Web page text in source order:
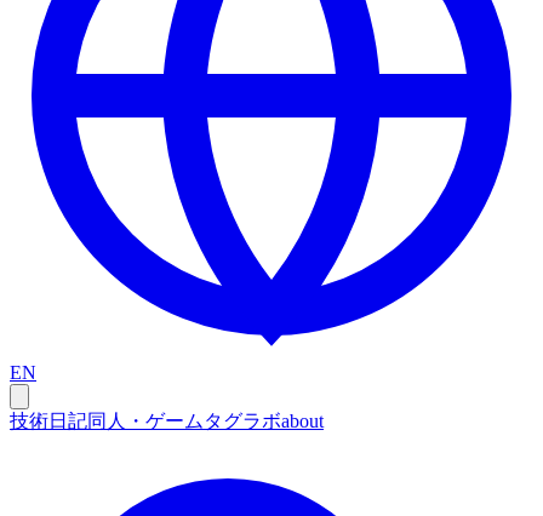
EN
技術日記同人・ゲーム タグラボabout